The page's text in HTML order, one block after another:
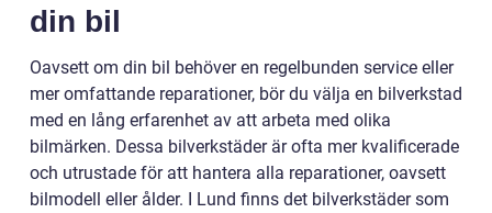
din bil
Oavsett om din bil behöver en regelbunden service eller
mer omfattande reparationer, bör du välja en bilverkstad
med en lång erfarenhet av att arbeta med olika
bilmärken. Dessa bilverkstäder är ofta mer kvalificerade
och utrustade för att hantera alla reparationer, oavsett
bilmodell eller ålder. I Lund finns det bilverkstäder som